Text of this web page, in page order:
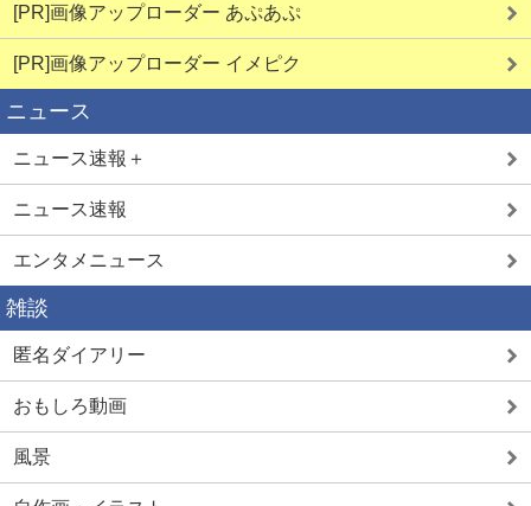
[PR]画像アップローダー あぷあぷ
[PR]画像アップローダー イメピク
ニュース
ニュース速報＋
ニュース速報
エンタメニュース
雑談
匿名ダイアリー
おもしろ動画
風景